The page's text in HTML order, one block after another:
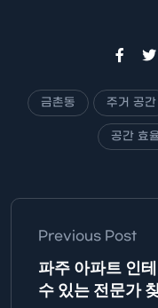
금촌동 주거 공간
공간 효
Previous Post
파주 아파트 인
수 있는 전문가